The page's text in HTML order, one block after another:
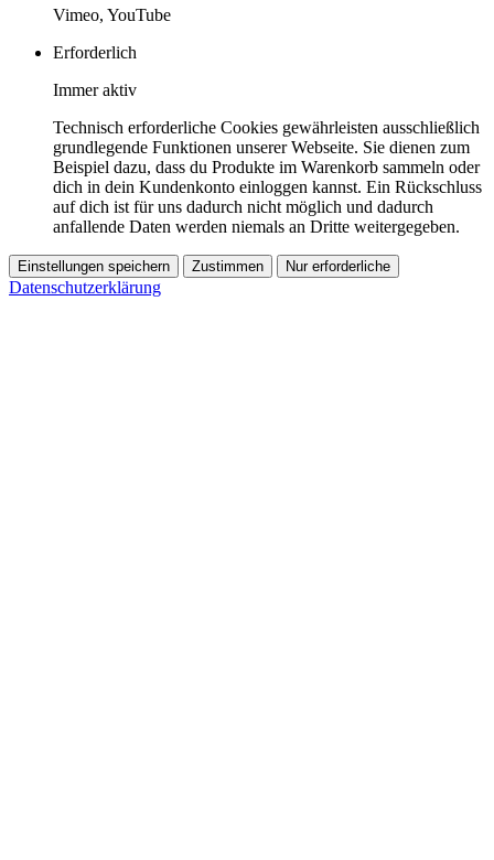
Vimeo, YouTube
Erforderlich
Immer aktiv
Technisch erforderliche Cookies gewährleisten ausschließlich
grundlegende Funktionen unserer Webseite. Sie dienen zum
Beispiel dazu, dass du Produkte im Warenkorb sammeln oder
dich in dein Kundenkonto einloggen kannst. Ein Rückschluss
auf dich ist für uns dadurch nicht möglich und dadurch
anfallende Daten werden niemals an Dritte weitergegeben.
Einstellungen speichern Zustimmen Nur erforderliche
Datenschutzerklärung